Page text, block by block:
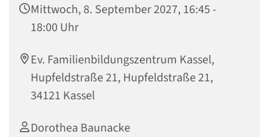
Mittwoch, 8. September 2027, 16:45 -
18:00 Uhr
Ev. Familienbildungszentrum Kassel,
Hupfeldstraße 21, Hupfeldstraße 21,
34121 Kassel
Dorothea Baunacke